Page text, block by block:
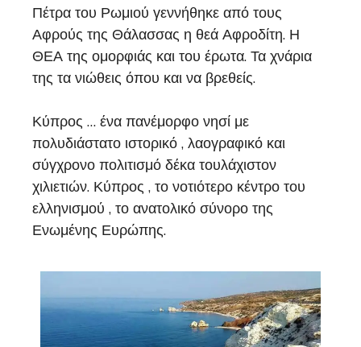
Πέτρα του Ρωμιού γεννήθηκε από τους
Αφρούς της Θάλασσας η θεά Αφροδίτη. Η
ΘΕΑ της ομορφιάς και του έρωτα. Τα χνάρια
της τα νιώθεις όπου και να βρεθείς.
Κύπρος … ένα πανέμορφο νησί με
πολυδιάστατο ιστορικό , λαογραφικό και
σύγχρονο πολιτισμό δέκα τουλάχιστον
χιλιετιών. Κύπρος , το νοτιότερο κέντρο του
ελληνισμού , το ανατολικό σύνορο της
Ενωμένης Ευρώπης.